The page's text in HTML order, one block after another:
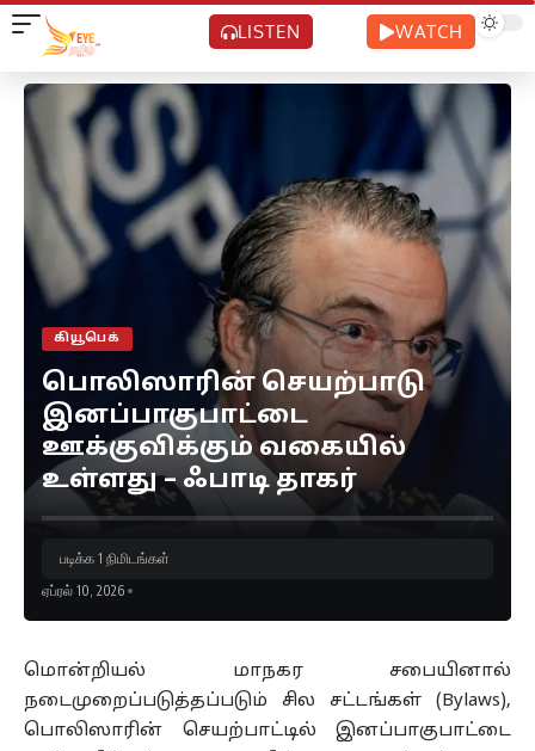
LISTEN WATCH
கியூபெக்
பொலிஸாரின் செயற்பாடு
இனப்பாகுபாட்டை
ஊக்குவிக்கும் வகையில்
உள்ளது – ஃபாடி தாகர்
ஏப்ரல் 10, 2026
படிக்க 1 நிமிடங்கள்
மொன்றியல் மாநகர சபையினால்
நடைமுறைப்படுத்தப்படும் சில சட்டங்கள் (Bylaws),
பொலிஸாரின் செயற்பாட்டில் இனப்பாகுபாட்டை